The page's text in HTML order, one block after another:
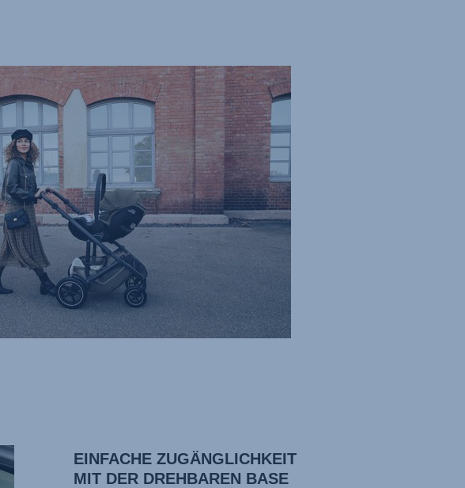
EINFACHE ZUGÄNGLICHKEIT
MIT DER DREHBAREN BASE